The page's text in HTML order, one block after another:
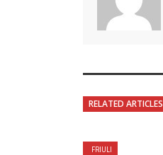
RELATED ARTICLES
FRIULI